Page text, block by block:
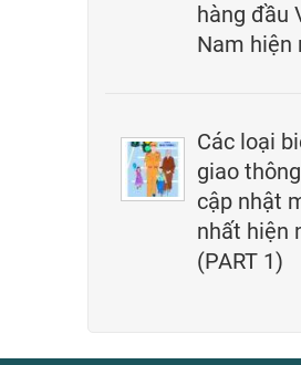
hàng đầu
Nam hiện
Các loại
giao
cập nhật
nhất hiện
(PART 1)